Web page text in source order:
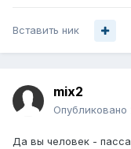
Вставить ник
mix2
Опубликовано
Да вы человек -